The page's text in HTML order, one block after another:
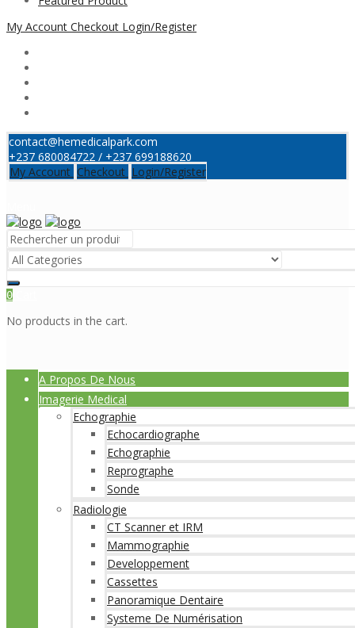
My Account Checkout Login/Register
contact@hemedicalpark.com
+237 680084722 / +237 699188620
My Account Checkout Login/Register
0
No products in the cart.
A Propos De Nous
Imagerie Medical
Echographie
Echocardiographe
Echographie
Reprographe
Sonde
Radiologie
CT Scanner et IRM
Mammographie
Developpement
Cassettes
Panoramique Dentaire
Systeme De Numérisation